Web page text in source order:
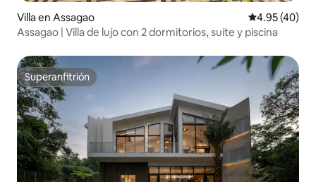
Villa en Assagao Calificación
4.95 (40)
Assagao | Villa de lujo con 2 dormitorios, suite y piscina
Superanfitrión
Superanfitrión